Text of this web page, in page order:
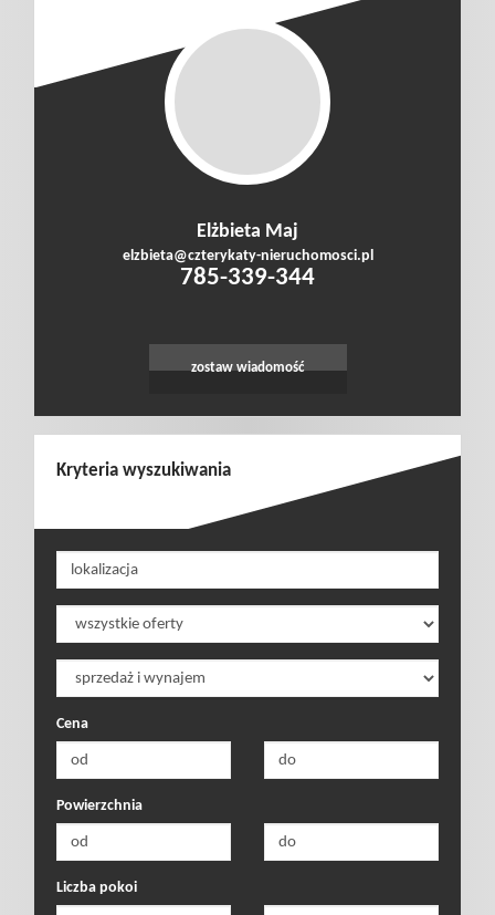
Elżbieta Maj
elzbieta@czterykaty-nieruchomosci.pl
785-339-344
zostaw wiadomość
Kryteria wyszukiwania
Cena
Powierzchnia
Liczba pokoi